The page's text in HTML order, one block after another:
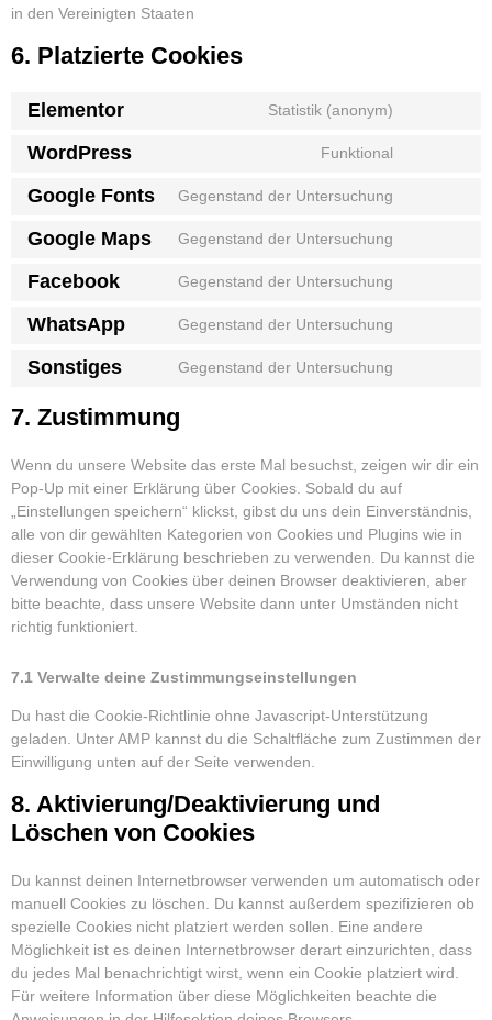
in den Vereinigten Staaten
6. Platzierte Cookies
Elementor Statistik (anonym)
WordPress Funktional
Google Fonts Gegenstand der Untersuchung
Google Maps Gegenstand der Untersuchung
Facebook Gegenstand der Untersuchung
WhatsApp Gegenstand der Untersuchung
Sonstiges Gegenstand der Untersuchung
7. Zustimmung
Wenn du unsere Website das erste Mal besuchst, zeigen wir dir ein
Pop-Up mit einer Erklärung über Cookies. Sobald du auf
„Einstellungen speichern“ klickst, gibst du uns dein Einverständnis,
alle von dir gewählten Kategorien von Cookies und Plugins wie in
dieser Cookie-Erklärung beschrieben zu verwenden. Du kannst die
Verwendung von Cookies über deinen Browser deaktivieren, aber
bitte beachte, dass unsere Website dann unter Umständen nicht
richtig funktioniert.
7.1 Verwalte deine Zustimmungseinstellungen
Du hast die Cookie-Richtlinie ohne Javascript-Unterstützung
geladen. Unter AMP kannst du die Schaltfläche zum Zustimmen der
Einwilligung unten auf der Seite verwenden.
8. Aktivierung/Deaktivierung und
Löschen von Cookies
Du kannst deinen Internetbrowser verwenden um automatisch oder
manuell Cookies zu löschen. Du kannst außerdem spezifizieren ob
spezielle Cookies nicht platziert werden sollen. Eine andere
Möglichkeit ist es deinen Internetbrowser derart einzurichten, dass
du jedes Mal benachrichtigt wirst, wenn ein Cookie platziert wird.
Für weitere Information über diese Möglichkeiten beachte die